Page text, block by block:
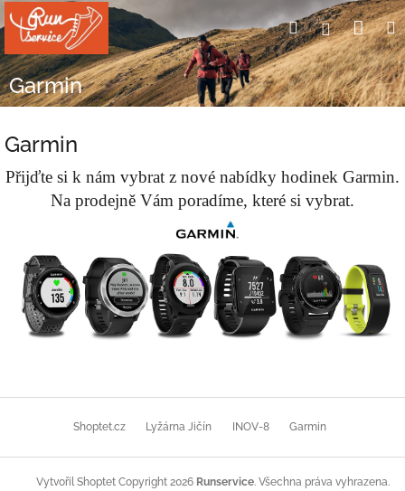
na
obsah
HledatPřihlášení
Garmin
Garmin
Přijďte si k nám vybrat z nové nabídky hodinek Garmin.
Na prodejně Vám poradíme, které si vybrat.
Shoptet.cz Lyžárna Jičín INOV-8 Garmin
Vytvořil Shoptet Copyright 2026 Runservice. Všechna práva vyhrazena.